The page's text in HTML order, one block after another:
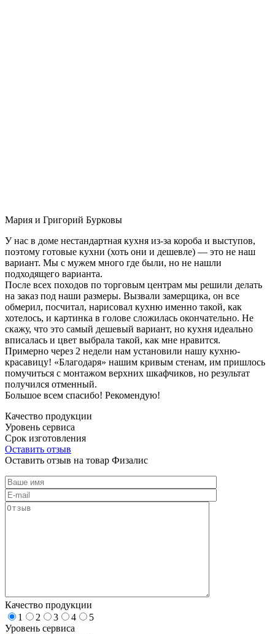
Мария и Григорий Бурковы
У нас в доме нестандартная кухня из-за короба и выступов,
поэтому готовые кухни (хоть они и дешевле) — это не наш
вариант. Мы с мужем много где были, но не нашли
подходящего варианта.
После всех походов по торговым центрам мы решили делать
на заказ под наши размеры. Вызвали замерщика, он все
обмерил, посчитал, нарисовал кухню именно такой, как
хотелось, и картинка в голове сложилась окончательно. Не
скажу, что это самый дешевый вариант, но кухня идеально
вписалась и цвет выбрала такой, как мне нравится.
Примерно через 2 недели нам установили нашу кухню-
красавицу! «Благодаря» нашим кривым стенам, им пришлось
помучиться с монтажом верхних шкафчиков, но результат
получился отменный.
Большое всем спасибо! Рекомендую!
Качество продукции
Уровень сервиса
Срок изготовления
Оставить отзыв
Оставить отзыв на товар Физалис
Качество продукции
1
2 3 4
5
Уровень сервиса